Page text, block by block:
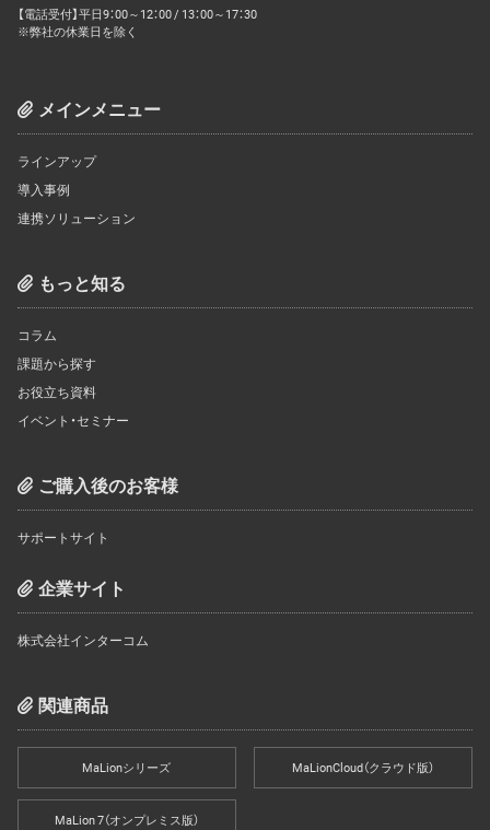
【電話受付】平日9：00～12：00 / 13：00～17：30
※弊社の休業日を除く
メインメニュー
ラインアップ
導入事例
連携ソリューション
もっと知る
コラム
課題から探す
お役立ち資料
イベント・セミナー
ご購入後のお客様
サポートサイト
企業サイト
株式会社インターコム
関連商品
MaLionシリーズ MaLionCloud（クラウド版）
MaLion 7（オンプレミス版）